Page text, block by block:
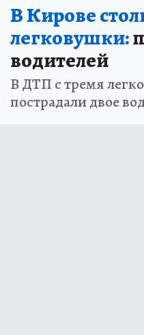
В Кирове
легковушки:
водителей
В ДТП с тремя
пострадали двое